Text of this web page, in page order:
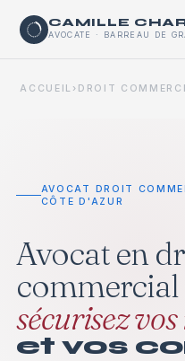
CAMILLE
AVOCATE · BARREAU DE
ACCUEIL › DROIT
AVOCAT DROIT
CÔTE D'AZUR
Avocat en
commercial
sécurisez
et vos